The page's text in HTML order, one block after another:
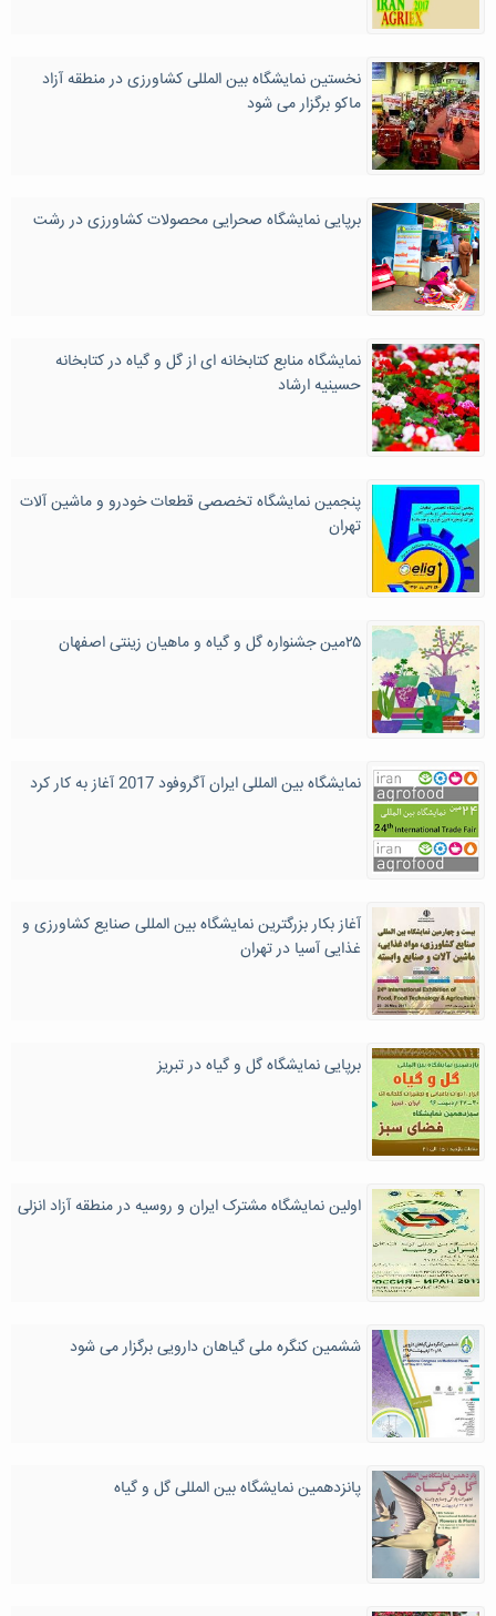
نخستین نمایشگاه بین المللی کشاورزی در منطقه آزاد
ماکو برگزار می شود
برپایی نمایشگاه صحرایی محصولات کشاورزی در رشت
نمایشگاه منابع کتابخانه ای از گل و گیاه در کتابخانه
حسینیه ارشاد
پنجمین نمایشگاه تخصصی قطعات خودرو و ماشین آلات
تهران
۲۵مین جشنواره گل و گیاه و ماهیان زینتی اصفهان
نمایشگاه بین المللی ایران آگروفود 2017 آغاز به کار کرد
آغاز بکار بزرگترین نمایشگاه بین المللی صنایع کشاورزی و
غذایی آسیا در تهران
برپایی نمایشگاه گل و گیاه در تبریز
اولین نمایشگاه مشترک ایران و روسیه در منطقه آزاد انزلی
ششمین كنگره ملی گیاهان دارویی برگزار می شود
پانزدهمین نمایشگاه بین المللی گل و گیاه